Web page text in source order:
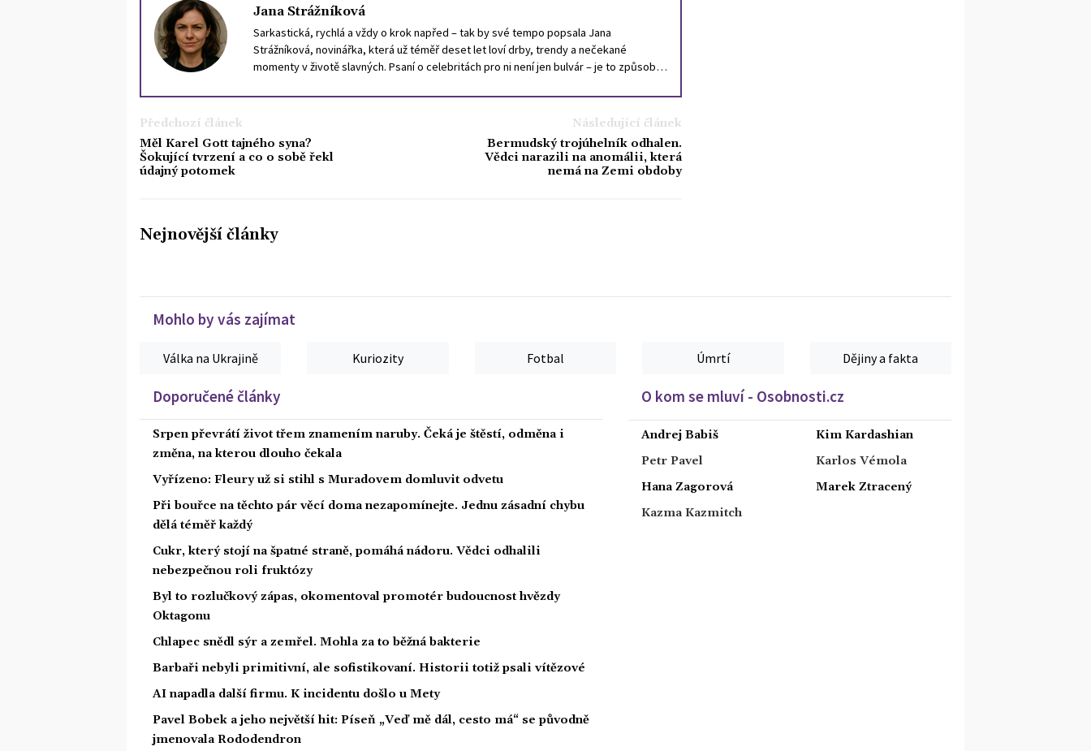
Jana Strážníková
Sarkastická, rychlá a vždy o krok napřed – tak by své tempo popsala Jana
Strážníková, novinářka, která už téměř deset let loví drby, trendy a nečekané
momenty v životě slavných. Psaní o celebritách pro ni není jen bulvár – je to způsob,
celebrit – chodí do lesa, čte horory a tajně sbírá staré výtisky časopisů Bravo.
Předchozí článek
Měl Karel Gott tajného syna?
Šokující tvrzení a co o sobě řekl
údajný potomek
Následující článek
Bermudský trojúhelník odhalen.
Vědci narazili na anomálii, která
nemá na Zemi obdoby
Nejnovější články
Mohlo by vás zajímat
Válka na Ukrajině Kuriozity Fotbal Úmrtí Dějiny a fakta
Doporučené články
Srpen převrátí život třem znamením naruby. Čeká je štěstí, odměna i
změna, na kterou dlouho čekala
Vyřízeno: Fleury už si stihl s Muradovem domluvit odvetu
Při bouřce na těchto pár věcí doma nezapomínejte. Jednu zásadní chybu
dělá téměř každý
Cukr, který stojí na špatné straně, pomáhá nádoru. Vědci odhalili
nebezpečnou roli fruktózy
Byl to rozlučkový zápas, okomentoval promotér budoucnost hvězdy
Oktagonu
Chlapec snědl sýr a zemřel. Mohla za to běžná bakterie
Barbaři nebyli primitivní, ale sofistikovaní. Historii totiž psali vítězové
AI napadla další firmu. K incidentu došlo u Mety
Pavel Bobek a jeho největší hit: Píseň „Veď mě dál, cesto má“ se původně
jmenovala Rododendron
O kom se mluví - Osobnosti.cz
Andrej Babiš
Petr Pavel
Hana Zagorová
Kazma Kazmitch
Kim Kardashian
Karlos Vémola
Marek Ztracený